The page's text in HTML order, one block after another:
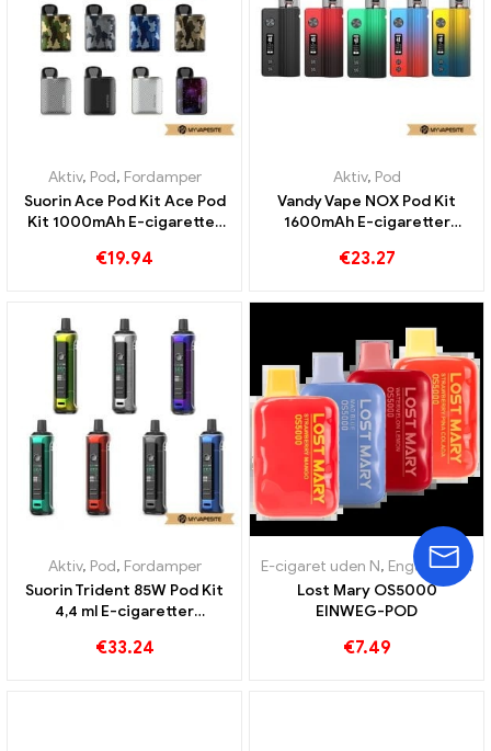
Aktiv, Pod, Fordamper
Suorin Ace Pod Kit Ace Pod
Kit 1000mAh E-cigaretter
€19.94
Aktiv, Pod
Vandy Vape NOX Pod Kit
1600mAh E-cigaretter
€23.27
Aktiv, Pod, Fordamper
Suorin Trident 85W Pod Kit
4,4 ml E-cigaretter
Brugerdefineret
€33.24
E-cigaret uden N, Engangs e-cigaretter
Lost Mary OS5000
EINWEG-POD
€7.49